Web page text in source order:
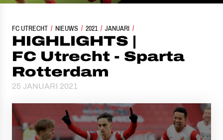
FC UTRECHT NIEUWS 2021 JANUARI
HIGHLIGHTS | FC UTRECHT - SPARTA ROTTERDAM
HIGHLIGHTS |
FC Utrecht - Sparta
Rotterdam
25 JANUARI 2021